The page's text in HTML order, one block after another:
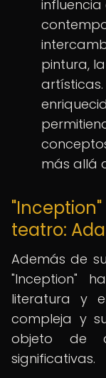
influencia
pintura,
más allá
teatro:
Además de
"Inception"
literatura y
compleja y
objeto de
significativas.